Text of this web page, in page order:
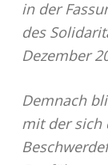
in der
des
Dezember
Demnach
mit der sich